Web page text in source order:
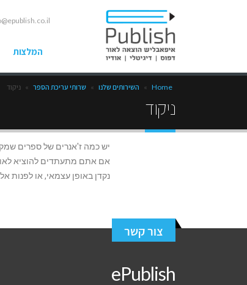
המלצות
Home
» השירותים שלנו » שרותי עריכת הספר » ניקוד
ניקוד
יש כמה ז'אנרים של ספרים
אם אתם מתעתדים להוציא לאור
נקדן באופן עצמאי, או לפנות
צור קשר
ePublish